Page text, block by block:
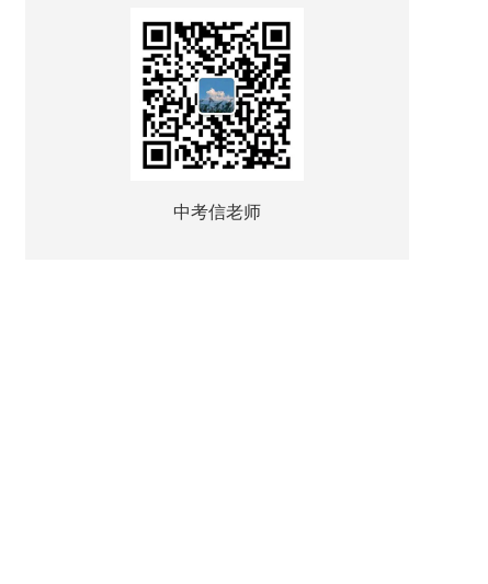
中考信老师